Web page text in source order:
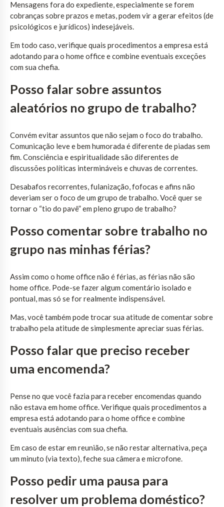
Mensagens fora do expediente, especialmente se forem
cobranças sobre prazos e metas, podem vir a gerar efeitos (de
psicológicos e jurídicos) indesejáveis.
Em todo caso, verifique quais procedimentos a empresa está
adotando para o home office e combine eventuais exceções
com sua chefia.
Posso falar sobre assuntos
aleatórios no grupo de trabalho?
Convém evitar assuntos que não sejam o foco do trabalho.
Comunicação leve e bem humorada é diferente de piadas sem
fim. Consciência e espiritualidade são diferentes de
discussões políticas intermináveis e chuvas de correntes.
Desabafos recorrentes, fulanização, fofocas e afins não
deveriam ser o foco de um grupo de trabalho. Você quer se
tornar o “tio do pavê” em pleno grupo de trabalho?
Posso comentar sobre trabalho no
grupo nas minhas férias?
Assim como o home office não é férias, as férias não são
home office. Pode-se fazer algum comentário isolado e
pontual, mas só se for realmente indispensável.
Mas, você também pode trocar sua atitude de comentar sobre
trabalho pela atitude de simplesmente apreciar suas férias.
Posso falar que preciso receber
uma encomenda?
Pense no que você fazia para receber encomendas quando
não estava em home office. Verifique quais procedimentos a
empresa está adotando para o home office e combine
eventuais ausências com sua chefia.
Em caso de estar em reunião, se não restar alternativa, peça
um minuto (via texto), feche sua câmera e microfone.
Posso pedir uma pausa para
resolver um problema doméstico?